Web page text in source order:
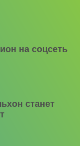
на соцсеть
станет